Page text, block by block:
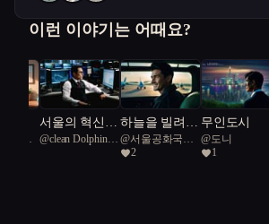
이런 이야기는 어때요?
국일
서울의 혁신
자, 미래를 설
@clean Dolphin
하늘을 빌려준
하루
@서울공화국일
급시민
2
무인도시
@도니
1